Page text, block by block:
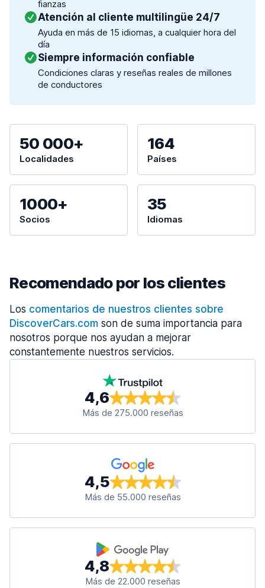
fianzas
Atención al cliente multilingüe 24/7
Ayuda en más de 15 idiomas, a cualquier hora del
día
Siempre información confiable
Condiciones claras y reseñas reales de millones
de conductores
50 000+
Localidades
164
Países
1000+
Socios
35
Idiomas
Recomendado por los clientes
Los comentarios de nuestros clientes sobre
DiscoverCars.com son de suma importancia para
nosotros porque nos ayudan a mejorar
constantemente nuestros servicios.
4,6
Más de 275.000 reseñas
4,5
Más de 55.000 reseñas
4,8
Más de 22.000 reseñas